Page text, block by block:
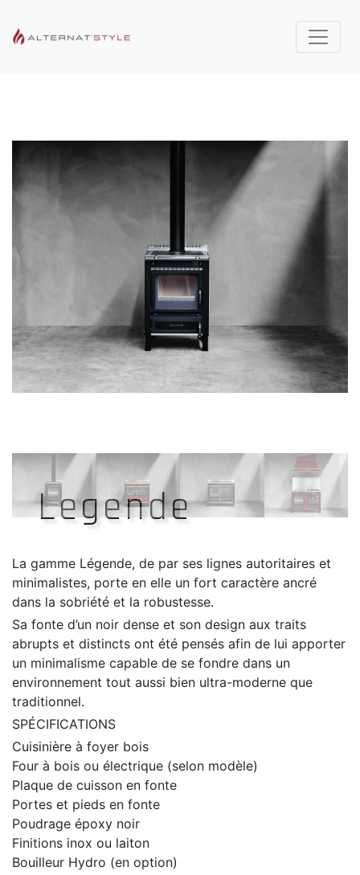
Legende
La gamme Légende, de par ses lignes autoritaires et
minimalistes, porte en elle un fort caractère ancré
dans la sobriété et la robustesse.
Sa fonte d’un noir dense et son design aux traits
abrupts et distincts ont été pensés afin de lui apporter
un minimalisme capable de se fondre dans un
environnement tout aussi bien ultra-moderne que
traditionnel.
SPÉCIFICATIONS
Cuisinière à foyer bois
Four à bois ou électrique (selon modèle)
Plaque de cuisson en fonte
Portes et pieds en fonte
Poudrage époxy noir
Finitions inox ou laiton
Bouilleur Hydro (en option)